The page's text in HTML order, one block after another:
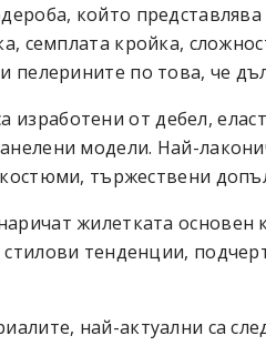
който
семплата кройка,
пелерините по това, че
изработени от дебел,
модели. Най-
тържествени
жилетката
тенденции,
най-актуални са